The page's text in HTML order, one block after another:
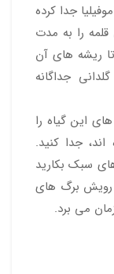
جدا کرده
را به مدت
تا ریشه های آن
جداگانه
این گیاه را
جدا کنید.
سبک بکارید
رویش برگ های
می برد.